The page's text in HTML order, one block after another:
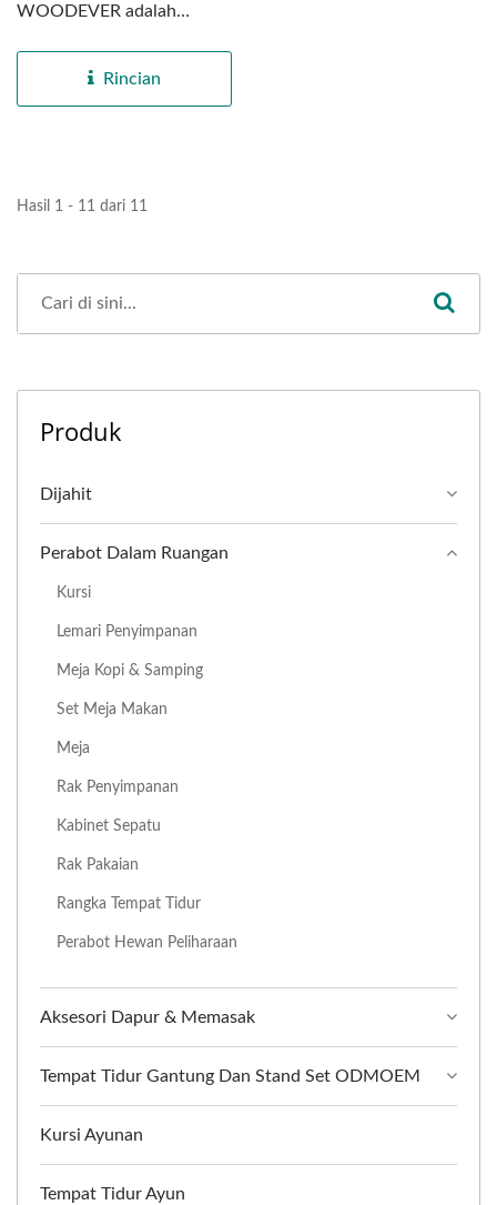
WOODEVER adalah
antara kerajinan...
Rincian
Hasil 1 - 11 dari 11
Produk
Dijahit
Perabot Dalam Ruangan
Kursi
Lemari Penyimpanan
Meja Kopi & Samping
Set Meja Makan
Meja
Rak Penyimpanan
Kabinet Sepatu
Rak Pakaian
Rangka Tempat Tidur
Perabot Hewan Peliharaan
Aksesori Dapur & Memasak
Tempat Tidur Gantung Dan Stand Set ODMOEM
Kursi Ayunan
Tempat Tidur Ayun